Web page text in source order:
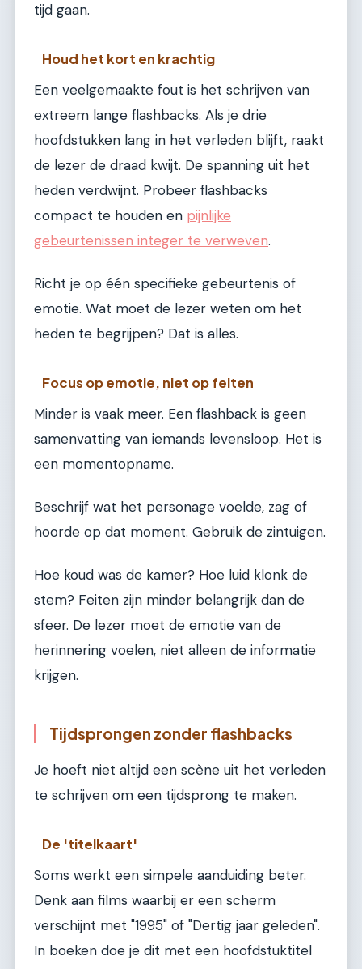
tijd gaan.
Houd het kort en krachtig
Een veelgemaakte fout is het schrijven van
extreem lange flashbacks. Als je drie
hoofdstukken lang in het verleden blijft, raakt
de lezer de draad kwijt. De spanning uit het
heden verdwijnt. Probeer flashbacks
compact te houden en pijnlijke
gebeurtenissen integer te verweven.
Richt je op één specifieke gebeurtenis of
emotie. Wat moet de lezer weten om het
heden te begrijpen? Dat is alles.
Focus op emotie, niet op feiten
Minder is vaak meer. Een flashback is geen
samenvatting van iemands levensloop. Het is
een momentopname.
Beschrijf wat het personage voelde, zag of
hoorde op dat moment. Gebruik de zintuigen.
Hoe koud was de kamer? Hoe luid klonk de
stem? Feiten zijn minder belangrijk dan de
sfeer. De lezer moet de emotie van de
herinnering voelen, niet alleen de informatie
krijgen.
Tijdsprongen zonder flashbacks
Je hoeft niet altijd een scène uit het verleden
te schrijven om een tijdsprong te maken.
De 'titelkaart'
Soms werkt een simpele aanduiding beter.
Denk aan films waarbij er een scherm
verschijnt met "1995" of "Dertig jaar geleden".
In boeken doe je dit met een hoofdstuktitel